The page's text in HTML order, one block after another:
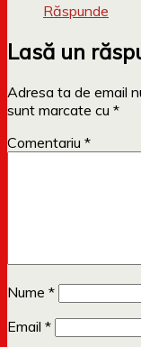
Răspunde
Lasă un
Adresa ta de email
sunt marcate cu *
Comentariu *
Nume *
Email *